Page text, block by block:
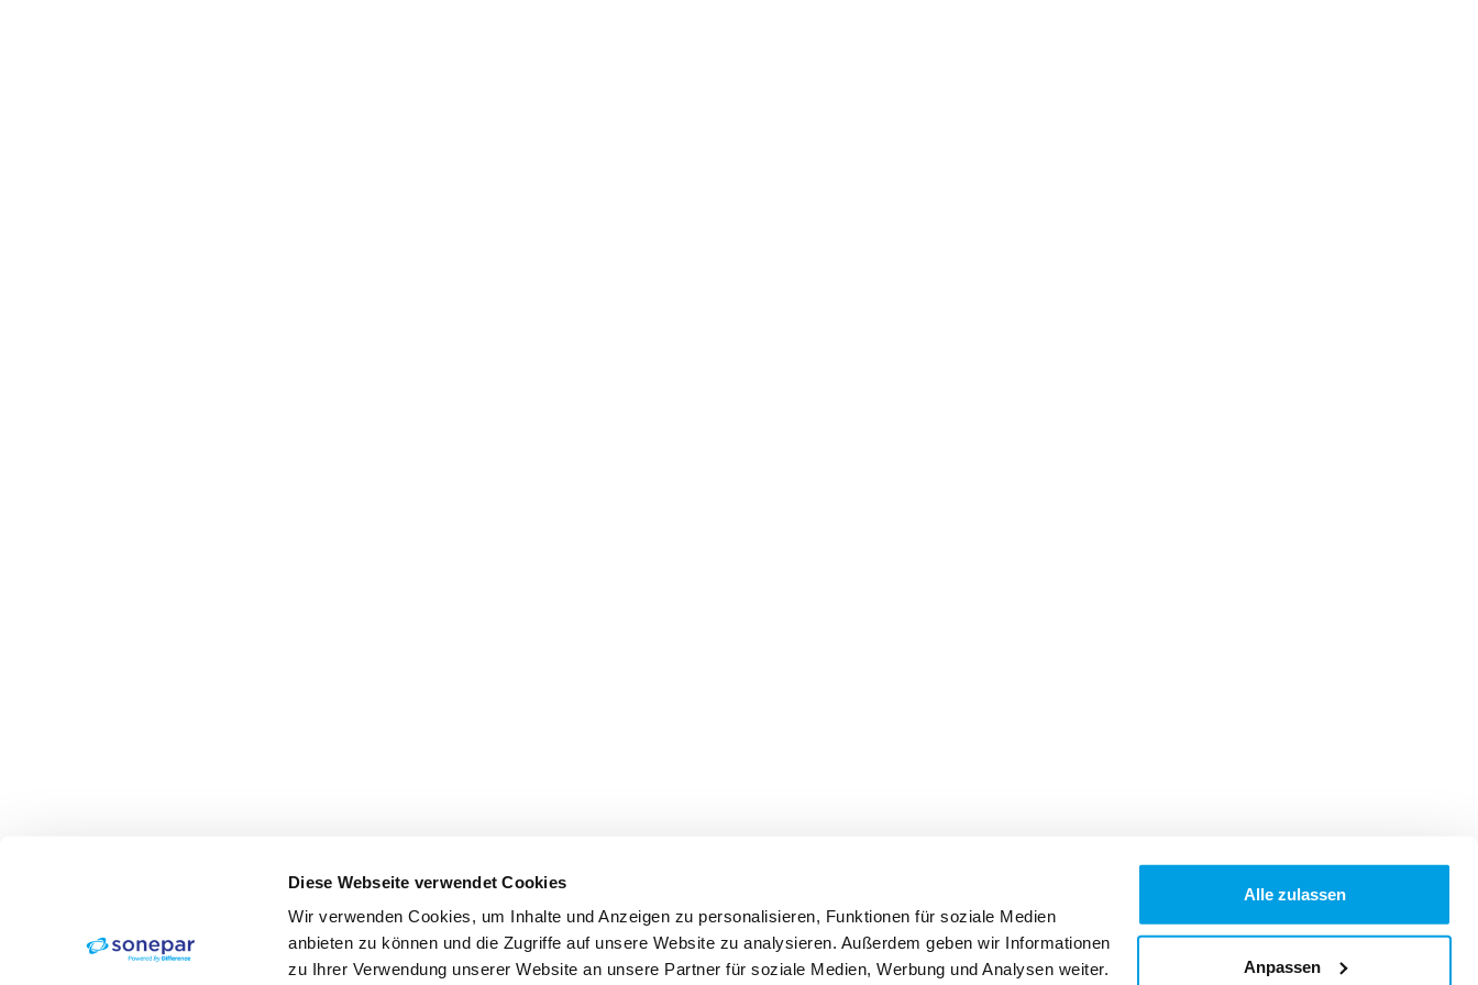
Diese Webseite verwendet Cookies
Wir verwenden Cookies, um Inhalte und Anzeigen zu personalisieren, Funktionen für soziale Medien
anbieten zu können und die Zugriffe auf unsere Website zu analysieren. Außerdem geben wir Informationen
zu Ihrer Verwendung unserer Website an unsere Partner für soziale Medien, Werbung und Analysen weiter.
Alle zulassen
Anpassen